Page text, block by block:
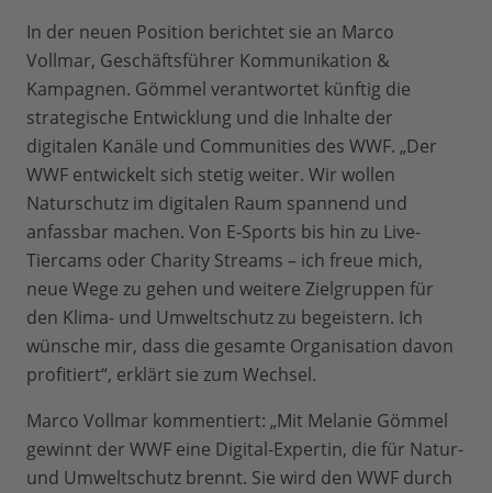
In der neuen Position berichtet sie an Marco
Vollmar, Geschäftsführer Kommunikation &
Kampagnen. Gömmel verantwortet künftig die
strategische Entwicklung und die Inhalte der
digitalen Kanäle und Communities des WWF. „Der
WWF entwickelt sich stetig weiter. Wir wollen
Naturschutz im digitalen Raum spannend und
anfassbar machen. Von E-Sports bis hin zu Live-
Tiercams oder Charity Streams – ich freue mich,
neue Wege zu gehen und weitere Zielgruppen für
den Klima- und Umweltschutz zu begeistern. Ich
wünsche mir, dass die gesamte Organisation davon
profitiert“, erklärt sie zum Wechsel.
Marco Vollmar kommentiert: „Mit Melanie Gömmel
gewinnt der WWF eine Digital-Expertin, die für Natur-
und Umweltschutz brennt. Sie wird den WWF durch